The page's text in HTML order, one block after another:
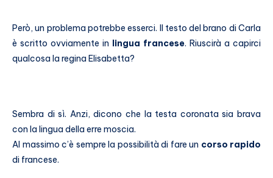
Però, un problema potrebbe esserci. Il testo del brano di Carla
è scritto ovviamente in lingua francese. Riuscirà a capirci
qualcosa la regina Elisabetta?
Sembra di sì. Anzi, dicono che la testa coronata sia brava
con la lingua della erre moscia.
Al massimo c’è sempre la possibilità di fare un corso rapido
di francese.